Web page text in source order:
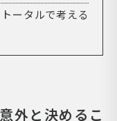
ータルで考える
外と決めるこ